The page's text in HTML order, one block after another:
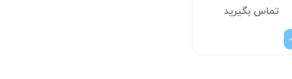
تماس بگیرید